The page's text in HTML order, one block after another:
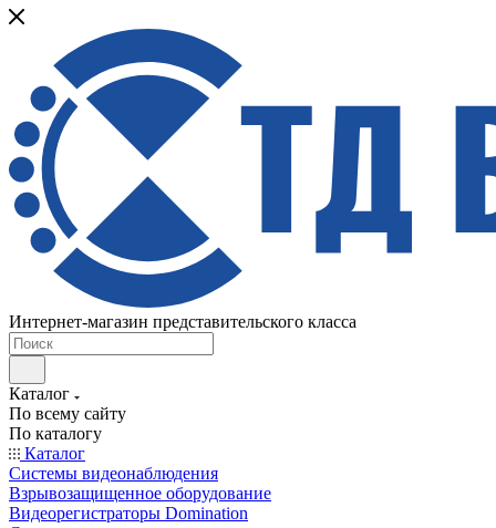
Интернет-магазин представительского класса
Каталог
По всему сайту
По каталогу
Каталог
Системы видеонаблюдения
Взрывозащищенное оборудование
Видеорегистраторы Domination